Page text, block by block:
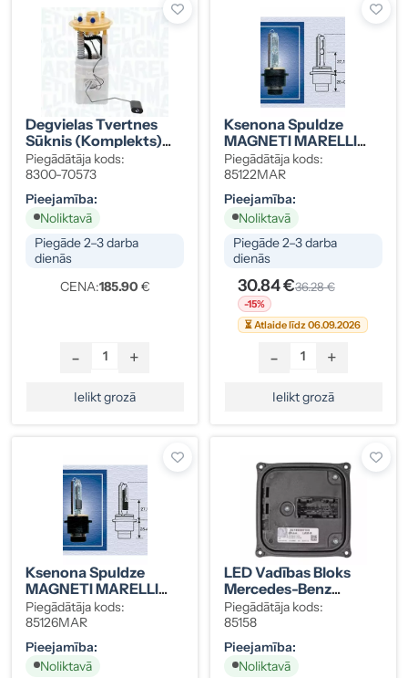
Degvielas Tvertnes
Sūknis (komplekts)
Mitsubishi Colt Smart
2.9 Bar MN135000
Piegādātāja kods:
8300-70573
Pieejamība:
Noliktavā
Piegāde 2–3 darba
dienās
CENA:185.90 €
- +
Ielikt grozā
Ksenona Spuldze
MAGNETI MARELLI
D2S (85122MAR)
Piegādātāja kods:
85122MAR
Pieejamība:
Noliktavā
Piegāde 2–3 darba
dienās
30.84 €36.28 €
-15%
⏳ Atlaide līdz 06.09.2026
- +
Ielikt grozā
Ksenona Spuldze
MAGNETI MARELLI
D2R (85126MAR)
Piegādātāja kods:
85126MAR
Pieejamība:
Noliktavā
LED Vadības Bloks
Mercedes-Benz
2189000002
Piegādātāja kods:
85158
Pieejamība:
Noliktavā